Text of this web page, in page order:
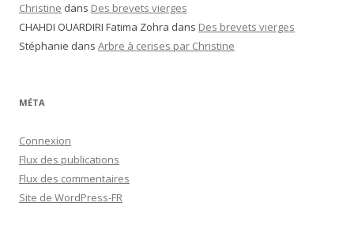
Christine dans Des brevets vierges
CHAHDI OUARDIRI Fatima Zohra dans Des brevets vierges
Stéphanie dans Arbre à cerises par Christine
MÉTA
Connexion
Flux des publications
Flux des commentaires
Site de WordPress-FR